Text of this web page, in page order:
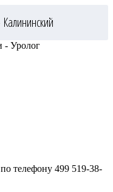
- Уролог
телефону 499 519-38-